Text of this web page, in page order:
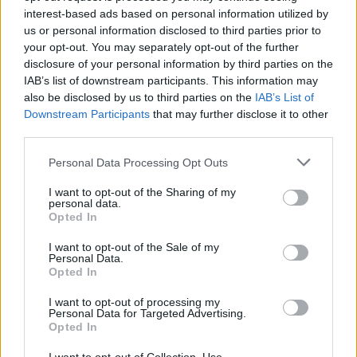
interest-based ads based on personal information utilized by
us or personal information disclosed to third parties prior to
your opt-out. You may separately opt-out of the further
disclosure of your personal information by third parties on the
IAB’s list of downstream participants. This information may
also be disclosed by us to third parties on the IAB’s List of
Downstream Participants that may further disclose it to other
Personal Data Processing Opt Outs
I want to opt-out of the Sharing of my
personal data.
Opted In
I want to opt-out of the Sale of my
Personal Data.
Opted In
I want to opt-out of processing my
Personal Data for Targeted Advertising.
Opted In
Pellentesque ornare sem lacinia quam venenatis
vestibulum. Lorem ipsum dolor sit amet, consectetur
adipiscing elit. Duis mollis, est non commodo luctus,
nisi erat porttitor ligula, eget lacinia odio sem nec elit.
Duis mollis, est non commodo luctus, nisi erat
porttitor ligaula, eget lacinia odio sem nec elit. Cras
justo odio, dapibus ac facilisis in, egestas eget quam.
Praesent commodo cursus magna, vel scelerisque nisl
consectetur et. Cras justo odio, dapibus ac facilisis in,
egestas eget quam. egestas eget quam. Vivamus
sagittis.
Image Captions Aligned Here
Sed posuere consectetur est at lobortis. Sed posuere
consectetur est at lobortis. Cras justo odio, dapibus ac
facilisis in, egestas eget quam. Aenean eu leo quam.